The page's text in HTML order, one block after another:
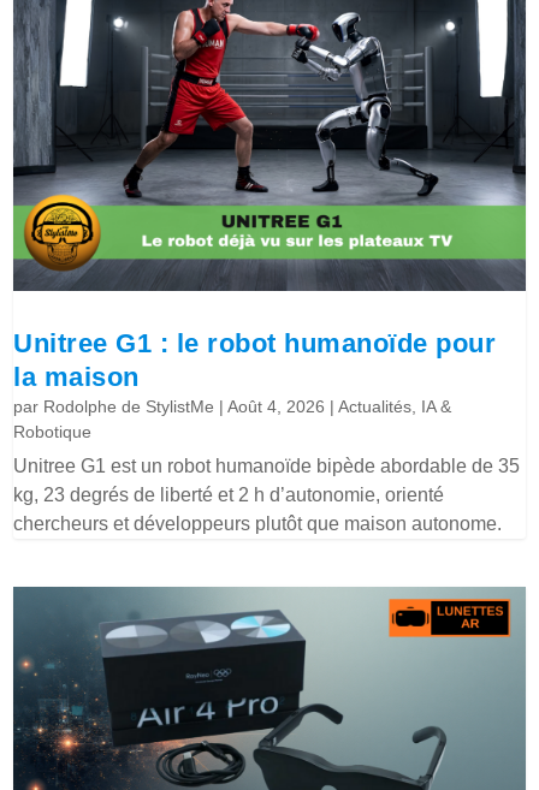
Unitree G1 : le robot humanoïde pour
la maison
par Rodolphe de StylistMe |Août 4, 2026 |Actualités IA &
Robotique
Unitree G1 est un robot humanoïde bipède abordable de 35
kg, 23 degrés de liberté et 2 h d’autonomie, orienté
chercheurs et développeurs plutôt que maison autonome.